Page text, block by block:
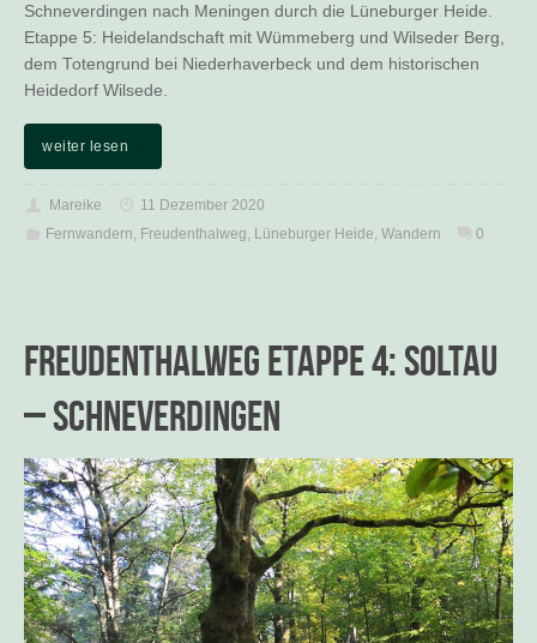
Schneverdingen nach Meningen durch die Lüneburger Heide.
Etappe 5: Heidelandschaft mit Wümmeberg und Wilseder Berg,
dem Totengrund bei Niederhaverbeck und dem historischen
Heidedorf Wilsede.
weiter lesen
Mareike
11 Dezember 2020
Fernwandern, Freudenthalweg, Lüneburger Heide, Wandern 0
Freudenthalweg Etappe 4: Soltau
– Schneverdingen